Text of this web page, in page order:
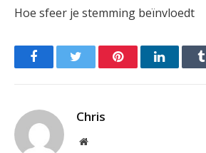
Hoe sfeer je stemming beïnvloedt
FacebookTwitter PinterestLinkedIn
Chris
Website